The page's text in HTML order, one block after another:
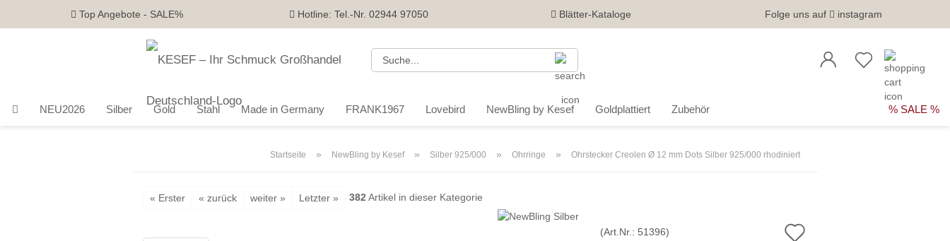
Top Angebote - SALE% Hotline: Tel.-Nr. 02944 97050 Blätter-Kataloge Folge uns auf instagram
NEU2026 Silber Gold Stahl Made in Germany FRANK1967 Lovebird NewBling by Kesef Goldplattiert Zubehör % SALE %
Startseite » NewBling by Kesef » Silber 925/000 » Ohrringe » Ohrstecker Creolen Ø 12 mm Dots Silber 925/000 rhodiniert
« Erster « zurück weiter » Letzter » 382 Artikel in dieser Kategorie
(Art.Nr.: 51396)